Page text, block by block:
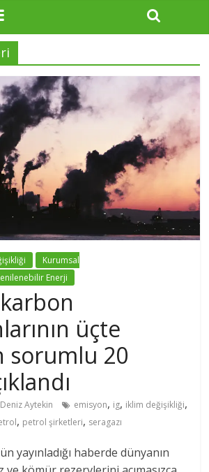
Kurumsal
Enerji
üçte
sorumlu 20
Deniz Aytekin emisyon, ig, iklim değişikliği,
, petrol şirketleri, seragazı
yayınladığı haberde dünyanın